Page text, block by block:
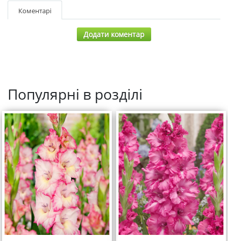
Коментарі
Додати коментар
Популярні в розділі